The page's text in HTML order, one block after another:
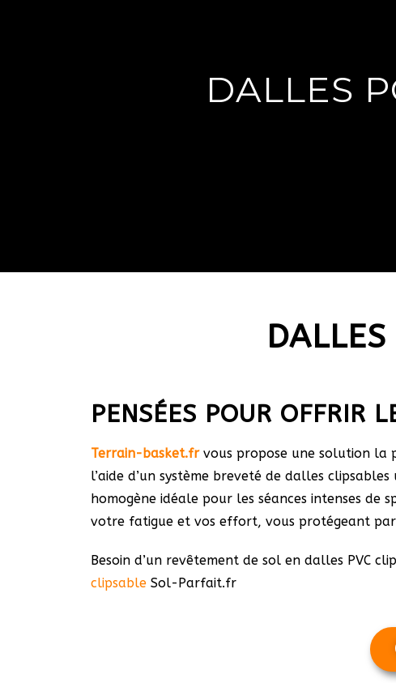
DALLES
PENSÉES POUR OFFRIR
Terrain-basket.frvous propose une solution la
l’aide d’un système breveté de dalles
homogène idéale pour les séances intenses
votre fatigue et vos effort, vous protégeant par
Besoin d’un revêtement de sol en dalles PVC
clipsable Sol-Parfait.fr